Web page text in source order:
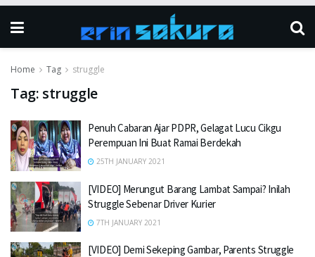
Home Tag struggle
Tag: struggle
Penuh Cabaran Ajar PDPR, Gelagat Lucu Cikgu
Perempuan Ini Buat Ramai Berdekah
25TH JANUARY 2021
[VIDEO] Merungut Barang Lambat Sampai? Inilah
Struggle Sebenar Driver Kurier
7TH JANUARY 2021
[VIDEO] Demi Sekeping Gambar, Parents Struggle